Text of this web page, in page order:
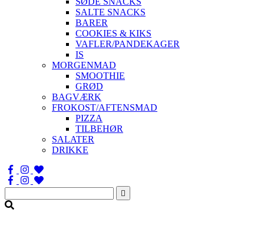
SALTE SNACKS
BARER
COOKIES & KIKS
VAFLER/PANDEKAGER
IS
MORGENMAD
SMOOTHIE
GRØD
BAGVÆRK
FROKOST/AFTENSMAD
PIZZA
TILBEHØR
SALATER
DRIKKE
Søg
efter: